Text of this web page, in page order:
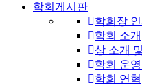
학회게시판
학회장
학회 소개
상 소개
학회 운
학회 연혁